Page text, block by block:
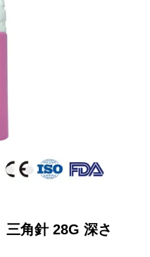
三角針 28G 深さ